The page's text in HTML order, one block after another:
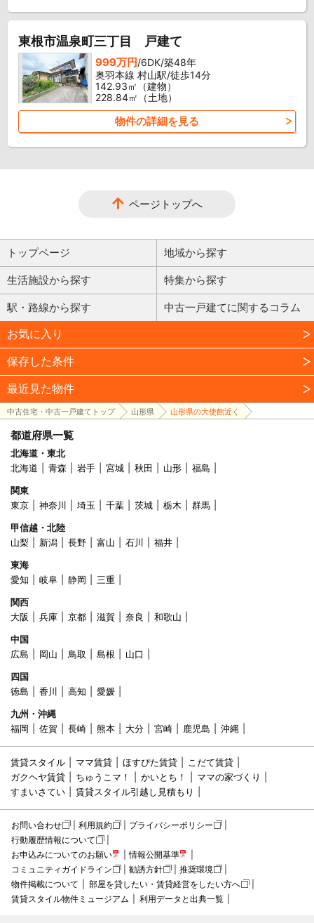
東根市温泉町三丁目 戸建て
999万円/6DK/築48年
奥羽本線 村山駅/徒歩14分
142.93㎡（建物）
228.84㎡（土地）
物件の詳細を見る
ページトップへ
トップページ 地域から探す
生活施設から探す 特集から探す
駅・路線から探す 中古一戸建てに関するコラム
お気に入り
保存した条件
最近見た物件
中古住宅・中古一戸建てトップ 山形県 山形県の大使館近く
都道府県一覧
北海道・東北
北海道
青森 岩手 宮城 秋田 山形
福島
関東
東京
神奈川 埼玉 千葉 茨城 栃木
群馬
甲信越・北陸
山梨
新潟 長野 富山 石川
福井
東海
愛知
岐阜 静岡
三重
関西
大阪
兵庫 京都 滋賀 奈良
和歌山
中国
広島
岡山 鳥取 島根
山口
四国
徳島
香川 高知
愛媛
九州・沖縄
福岡
佐賀 長崎 熊本 大分 宮崎 鹿児島 沖縄
賃貸スタイル ママ賃貸 ほすぴた賃貸
こだて賃貸
ガクヘヤ賃貸
ちゅうこマ！ かいとち！
ママの家づくり
すまいさてい
賃貸スタイル引越し見積もり
お問い合わせ 利用規約
プライバシーポリシー
行動履歴情報について
お申込みについてのお願い
情報公開基準
コミュニティガイドライン
勧誘方針
推奨環境
物件掲載について
部屋を貸したい・賃貸経営をしたい方へ
賃貸スタイル物件ミュージアム
利用データと出典一覧